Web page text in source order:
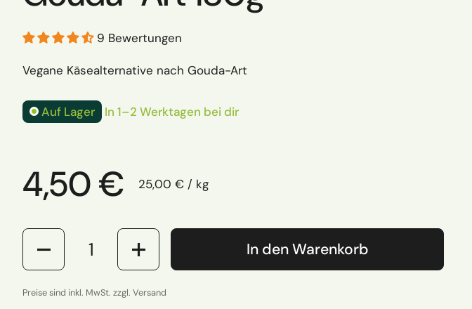
9 Bewertungen
Vegane Käsealternative nach Gouda-Art
Auf Lager In 1–2 Werktagen bei dir
Regulärer Preis
4,50 € Stückpreis
25,00 € / kg
Anzahl
In den Warenkorb
Preise sind inkl. MwSt. zzgl. Versand